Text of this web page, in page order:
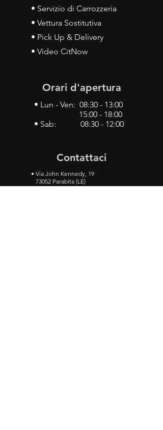
• Servizio di Carrozzeria
• Vettura Sostitutiva
• Pick Up & Delivery
• Video CitNow
Orari d'apertura
• Lun - Ven: 08:30 - 13:00
15:00 - 18:00
• Sab: 08:30 - 12:00
Contattaci
• Via John Kennedy, 19
73052 Parabita (LE)